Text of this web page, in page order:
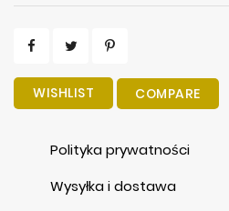
WISHLIST COMPARE
Polityka prywatności
Wysyłka i dostawa